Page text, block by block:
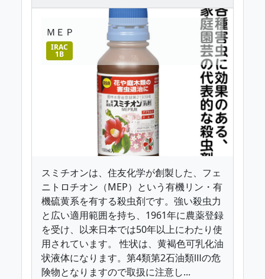
ＭＥＰ
IRAC
1B
スミチオンは、住友化学が創製した、フェ
ニトロチオン（MEP）という有機リン・有
機硫黄系を有する殺虫剤です。強い殺虫力
と広い適用範囲を持ち、1961年に農薬登録
を受け、以来日本では50年以上にわたり使
用されています。 性状は、黄褐色可乳化油
状液体になります。第4類第2石油類Ⅲの危
険物となりますので取扱に注意し...